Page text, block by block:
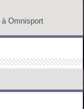
à Omnisport